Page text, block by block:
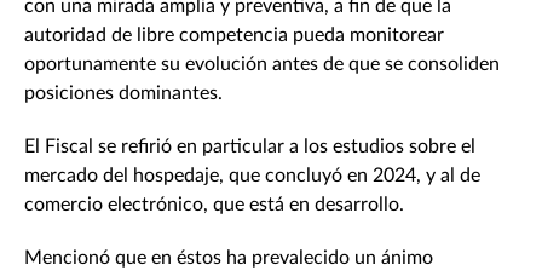
con una mirada amplia y preventiva, a fin de que la
autoridad de libre competencia pueda monitorear
oportunamente su evolución antes de que se consoliden
posiciones dominantes.
El Fiscal se refirió en particular a los estudios sobre el
mercado del hospedaje, que concluyó en 2024, y al de
comercio electrónico, que está en desarrollo.
Mencionó que en éstos ha prevalecido un ánimo